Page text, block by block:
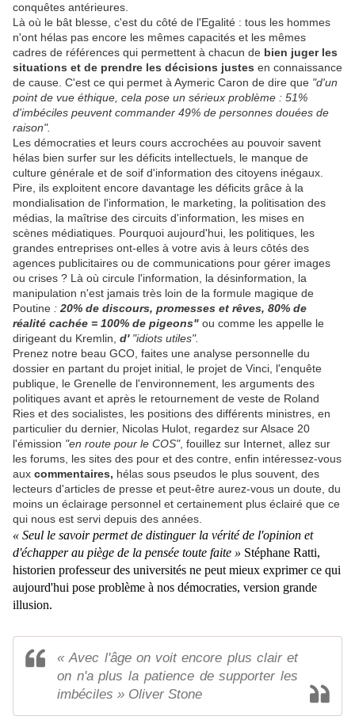
conquêtes antérieures.
Là où le bât blesse, c'est du côté de l'Egalité : tous les hommes
n'ont hélas pas encore les mêmes capacités et les mêmes
cadres de références qui permettent à chacun de bien juger les
situations et de prendre les décisions justes en connaissance
de cause. C'est ce qui permet à Aymeric Caron de dire que "d'un
point de vue éthique, cela pose un sérieux problème : 51%
d'imbéciles peuvent commander 49% de personnes douées de
raison".
Les démocraties et leurs cours accrochées au pouvoir savent
hélas bien surfer sur les déficits intellectuels, le manque de
culture générale et de soif d'information des citoyens inégaux.
Pire, ils exploitent encore davantage les déficits grâce à la
mondialisation de l'information, le marketing, la politisation des
médias, la maîtrise des circuits d'information, les mises en
scènes médiatiques. Pourquoi aujourd'hui, les politiques, les
grandes entreprises ont-elles à votre avis à leurs côtés des
agences publicitaires ou de communications pour gérer images
ou crises ? Là où circule l'information, la désinformation, la
manipulation n'est jamais très loin de la formule magique de
Poutine : 20% de discours, promesses et rêves, 80% de
réalité cachée = 100% de pigeons" ou comme les appelle le
dirigeant du Kremlin, d'"idiots utiles".
Prenez notre beau GCO, faites une analyse personnelle du
dossier en partant du projet initial, le projet de Vinci, l'enquête
publique, le Grenelle de l'environnement, les arguments des
politiques avant et après le retournement de veste de Roland
Ries et des socialistes, les positions des différents ministres, en
particulier du dernier, Nicolas Hulot, regardez sur Alsace 20
l'émission "en route pour le COS", fouillez sur Internet, allez sur
les forums, les sites des pour et des contre, enfin intéressez-vous
aux commentaires, hélas sous pseudos le plus souvent, des
lecteurs d'articles de presse et peut-être aurez-vous un doute, du
moins un éclairage personnel et certainement plus éclairé que ce
qui nous est servi depuis des années.
« Seul le savoir permet de distinguer la vérité de l'opinion et
d'échapper au piège de la pensée toute faite » Stéphane Ratti,
historien professeur des universités ne peut mieux exprimer ce qui
aujourd'hui pose problème à nos démocraties, version grande
illusion.
« Avec l'âge on voit encore plus clair et
on n'a plus la patience de supporter les
imbéciles » Oliver Stone